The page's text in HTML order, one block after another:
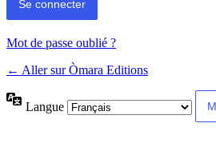
Mot de passe oublié ?
← Aller sur Òmara Editions
Langue